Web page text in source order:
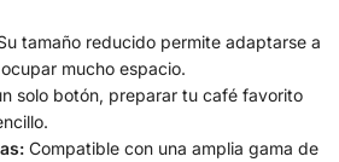
tamaño reducido permite adaptarse a
mucho espacio.
solo botón, preparar tu café favorito
Compatible con una amplia gama de